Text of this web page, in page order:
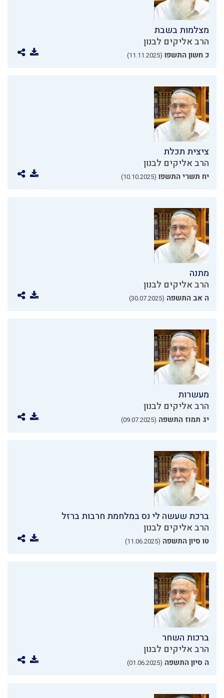
מצלמות בשבת
הרב אליקים לבנון
כ חשון התשפו (11.11.2025)
ציצית תכלת
הרב אליקים לבנון
יח תשרי התשפו (10.10.2025)
מתנה
הרב אליקים לבנון
ה אב התשפה (30.07.2025)
מעשרות
הרב אליקים לבנון
יג תמוז התשפה (09.07.2025)
ברכת שעשה לי נס במלחמת חרבות ברזל
הרב אליקים לבנון
טו סיון התשפה (11.06.2025)
ברכות השחר
הרב אליקים לבנון
ה סיון התשפה (01.06.2025)